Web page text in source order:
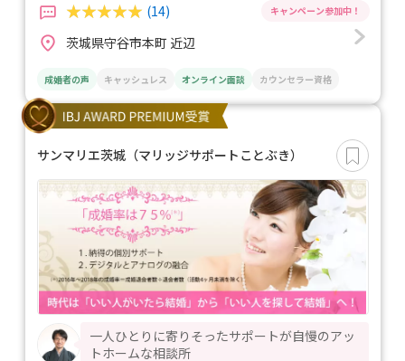
(14)
茨城県守谷市本町 近辺
成婚者の声 キャッシュレス オンライン面談 カウンセラー資格
サンマリエ茨城（マリッジサポートことぶき）
一人ひとりに寄りそったサポートが自慢のアッ
トホームな相談所